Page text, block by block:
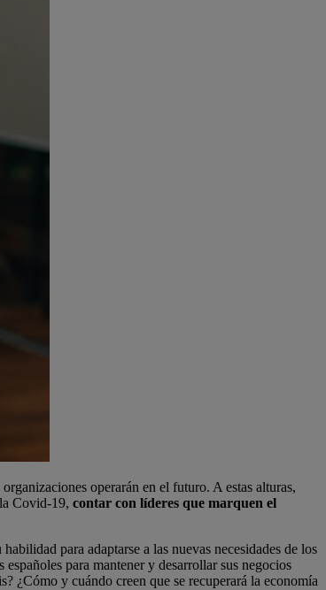
operarán en el futuro. A estas alturas,
Covid-19, contar con líderes que marquen el
para adaptarse a las nuevas necesidades de los
para mantener y desarrollar sus negocios
¿Cómo y cuándo creen que se recuperará la economía